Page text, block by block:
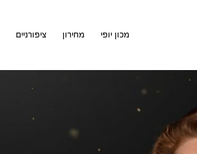
מכון יופי מחירון ציפורניים